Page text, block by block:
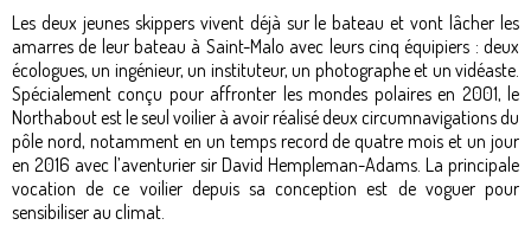
Les deux jeunes skippers vivent déjà sur le bateau et vont lâcher les
amarres de leur bateau à Saint-Malo avec leurs cinq équipiers : deux
écologues, un ingénieur, un instituteur, un photographe et un vidéaste.
Spécialement conçu pour affronter les mondes polaires en 2001, le
Northabout est le seul voilier à avoir réalisé deux circumnavigations du
pôle nord, notamment en un temps record de quatre mois et un jour
en 2016 avec l’aventurier sir David Hempleman-Adams. La principale
vocation de ce voilier depuis sa conception est de voguer pour
sensibiliser au climat.